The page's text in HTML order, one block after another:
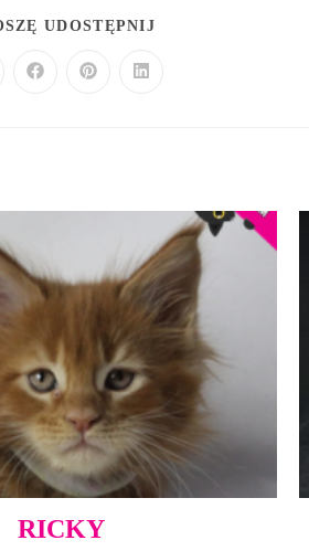
UDOSTĘPNIJ
RICKY